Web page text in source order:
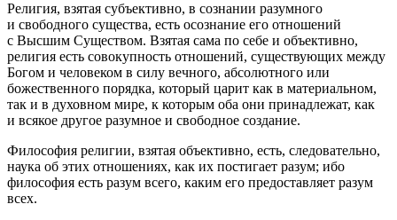
Религия, взятая субъективно, в сознании разумного
и свободного существа, есть осознание его отношений
с Высшим Существом. Взятая сама по себе и объективно,
религия есть совокупность отношений, существующих между
Богом и человеком в силу вечного, абсолютного или
божественного порядка, который царит как в материальном,
так и в духовном мире, к которым оба они принадлежат, как
и всякое другое разумное и свободное создание.
Философия религии, взятая объективно, есть, следовательно,
наука об этих отношениях, как их постигает разум; ибо
философия есть разум всего, каким его предоставляет разум
всех.